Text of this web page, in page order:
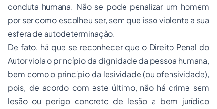
conduta humana. Não se pode penalizar um homem
por ser como escolheu ser, sem que isso violente a sua
esfera de autodeterminação.
De fato, há que se reconhecer que o Direito Penal do
Autor viola o princípio da dignidade da pessoa humana,
bem como o princípio da lesividade (ou ofensividade),
pois, de acordo com este último, não há crime sem
lesão ou perigo concreto de lesão a bem jurídico